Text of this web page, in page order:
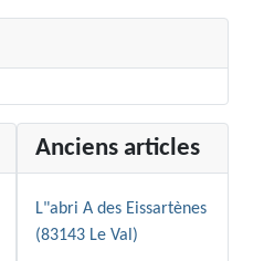
Anciens articles
L"abri A des Eissartènes
(83143 Le Val)